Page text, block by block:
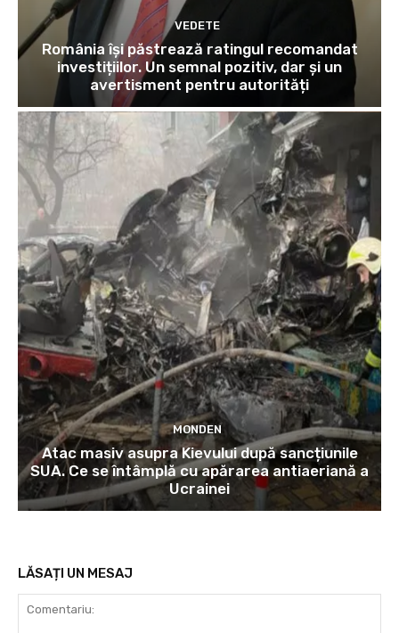
VEDETE
România își păstrează ratingul recomandat
investițiilor. Un semnal pozitiv, dar și un
avertisment pentru autorități
MONDEN
Atac masiv asupra Kievului după sancțiunile
SUA. Ce se întâmplă cu apărarea antiaeriană a
Ucrainei
LĂSAȚI UN MESAJ